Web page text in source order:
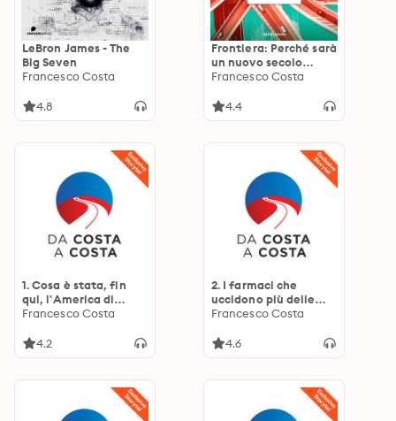
LeBron James - The
Big Seven
Francesco Costa
4.8
Frontiera: Perché sarà
un nuovo secolo
americano
Francesco Costa
4.4
1. Cosa è stata, fin
qui, l'America di
Trump
Francesco Costa
4.2
2. I farmaci che
uccidono più delle
armi
Francesco Costa
4.6